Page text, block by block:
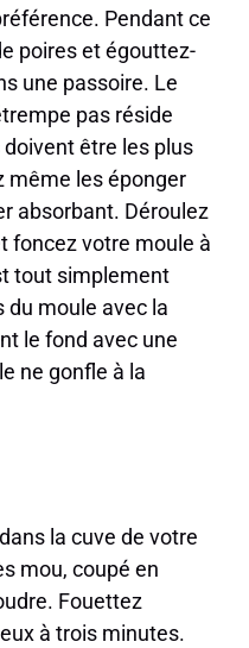
Pendant ce
poires et égouttez-
une passoire. Le
pas réside
être les plus
même les éponger
absorbant. Déroulez
foncez votre moule à
tout simplement
du moule avec la
le fond avec une
ne gonfle à la
la cuve de votre
mou, coupé en
Fouettez
à trois minutes.